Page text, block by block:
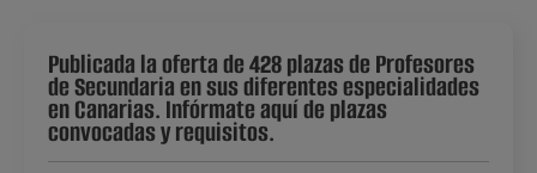
Publicada la oferta de 428 plazas de Profesores
de Secundaria en sus diferentes especialidades
en Canarias. Infórmate aquí de plazas
convocadas y requisitos.